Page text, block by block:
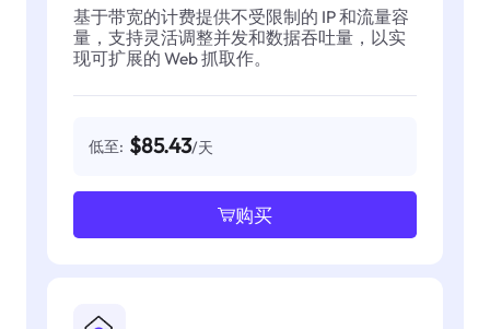
基于带宽的计费提供不受限制的 IP 和流量容
量，支持灵活调整并发和数据吞吐量，以实
现可扩展的 Web 抓取作。
低至: $85.43/天
购买